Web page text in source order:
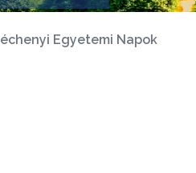
Egyetemi Napok